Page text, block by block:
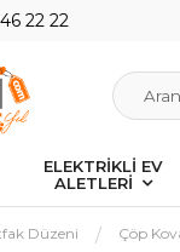
22 22
ELEKTRİKLİ EV
ALETLERİ
Düzeni Çöp